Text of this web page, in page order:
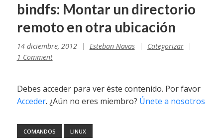
bindfs: Montar un directorio
remoto en otra ubicación
14 diciembre, 2012 Esteban Navas
Categorizar
1 Comment
Debes acceder para ver éste contenido. Por favor
Acceder. ¿Aún no eres miembro? Únete a nosotros
COMANDOS LINUX